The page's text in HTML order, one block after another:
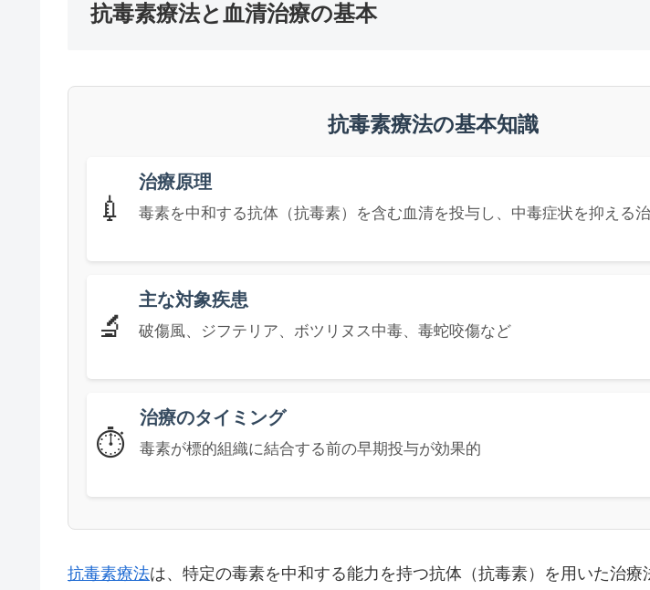
抗毒素療法と血清治療の基本
抗毒素療法の基本知識
💉
治療原理
毒素を中和する抗体（抗毒素）を含む血清を投与し、中毒症状を抑える
🔬
主な対象疾患
破傷風、ジフテリア、ボツリヌス中毒、毒蛇咬傷など
⏱️
治療のタイミング
毒素が標的組織に結合する前の早期投与が効果的
抗毒素療法は、特定の毒素を中和する能力を持つ抗体（抗毒素）を用いた治療